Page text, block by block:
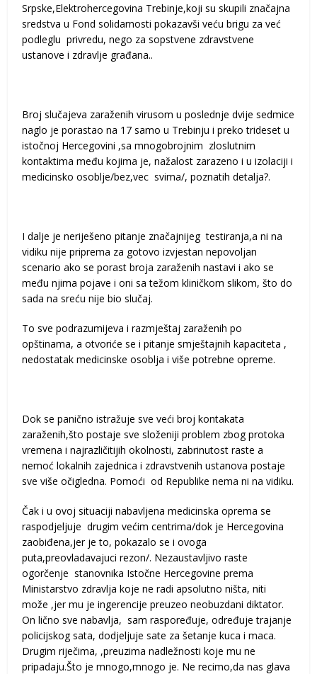
Srpske,Elektrohercegovina Trebinje,koji su skupili značajna
sredstva u Fond solidarnosti pokazavši veću brigu za već
podleglu privredu, nego za sopstvene zdravstvene
ustanove i zdravlje građana..
Broj slučajeva zaraženih virusom u poslednje dvije sedmice
naglo je porastao na 17 samo u Trebinju i preko trideset u
istočnoj Hercegovini ,sa mnogobrojnim zloslutnim
kontaktima među kojima je, nažalost zarazeno i u izolaciji i
medicinsko osoblje/bez,vec svima/, poznatih detalja?.
I dalje je neriješeno pitanje značajnijeg testiranja,a ni na
vidiku nije priprema za gotovo izvjestan nepovoljan
scenario ako se porast broja zaraženih nastavi i ako se
među njima pojave i oni sa težom kliničkom slikom, što do
sada na sreću nije bio slučaj.
To sve podrazumijeva i razmještaj zaraženih po
opštinama, a otvoriće se i pitanje smještajnih kapaciteta ,
nedostatak medicinske osoblja i više potrebne opreme.
Dok se panično istražuje sve veći broj kontakata
zaraženih,što postaje sve složeniji problem zbog protoka
vremena i najrazličitijih okolnosti, zabrinutost raste a
nemoć lokalnih zajednica i zdravstvenih ustanova postaje
sve više očigledna. Pomoći od Republike nema ni na vidiku.
Čak i u ovoj situaciji nabavljena medicinska oprema se
raspodjeljuje drugim većim centrima/dok je Hercegovina
zaobiđena,jer je to, pokazalo se i ovoga
puta,preovladavajuci rezon/. Nezaustavljivo raste
ogorčenje stanovnika Istočne Hercegovine prema
Ministarstvo zdravlja koje ne radi apsolutno ništa, niti
može ,jer mu je ingerencije preuzeo neobuzdani diktator.
On lično sve nabavlja, sam raspoređuje, određuje trajanje
policijskog sata, dodjeljuje sate za šetanje kuca i maca.
Drugim riječima, ,preuzima nadležnosti koje mu ne
pripadaju.Što je mnogo,mnogo je. Ne recimo,da nas glava